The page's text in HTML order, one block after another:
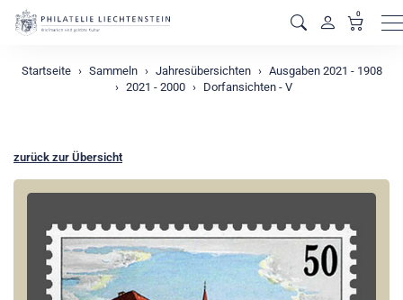
0
Startseite Sammeln Jahresübersichten
Ausgaben 2021 - 1908
2021 - 2000
Dorfansichten - V
zurück zur Übersicht